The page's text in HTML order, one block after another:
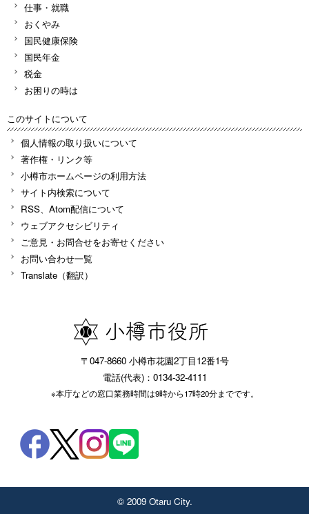
仕事・就職
おくやみ
国民健康保険
国民年金
税金
お困りの時は
このサイトについて
個人情報の取り扱いについて
著作権・リンク等
小樽市ホームページの利用方法
サイト内検索について
RSS、Atom配信について
ウェブアクセシビリティ
ご意見・お問合せをお寄せください
お問い合わせ一覧
Translate（翻訳）
〒047-8660 小樽市花園2丁目12番1号
電話(代表)：0134-32-4111
※本庁などの窓口業務時間は9時から17時20分までです。
© 2009 Otaru City.